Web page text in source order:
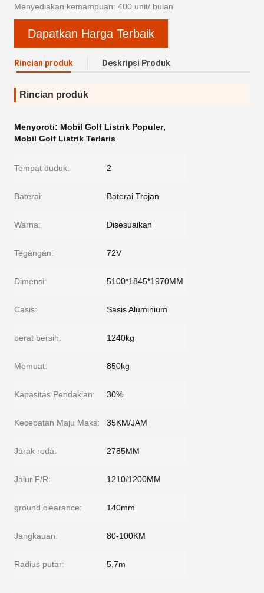
Menyediakan kemampuan: 400 unit/ bulan
Dapatkan Harga Terbaik
Rincian produk Deskripsi Produk
Rincian produk
Menyoroti: Mobil Golf Listrik Populer,
Mobil Golf Listrik Terlaris
Tempat duduk: 2
Baterai: Baterai Trojan
Warna: Disesuaikan
Tegangan: 72V
Dimensi: 5100*1845*1970MM
Casis: Sasis Aluminium
berat bersih: 1240kg
Memuat: 850kg
Kapasitas Pendakian: 30%
Kecepatan Maju Maks: 35KM/JAM
Jarak roda: 2785MM
Jalur F/R: 1210/1200MM
ground clearance: 140mm
Jangkauan: 80-100KM
Radius putar: 5,7m